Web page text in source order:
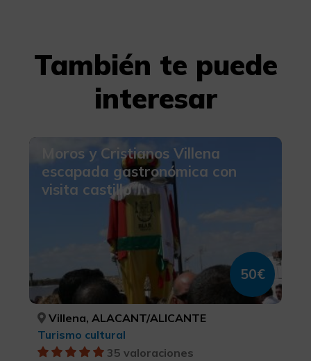
También te puede
interesar
Moros y Cristianos Villena
escapada gastronómica con
visita castillo
50€
Villena, ALACANT/ALICANTE
Turismo cultural
35 valoraciones